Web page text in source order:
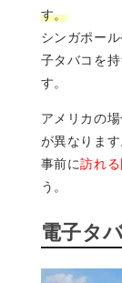
す。
シンガポー
子タバコを
す。
アメリカの
が異なります
事前に訪れ
う。
電子タ